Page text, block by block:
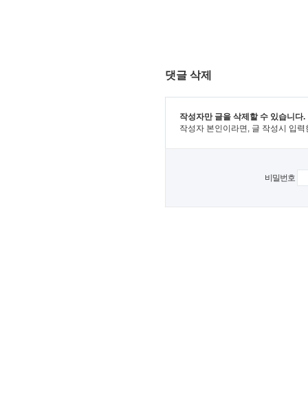
댓글 삭제
작성자만 글을 삭제할 수 있습니다.
작성자 본인이라면, 글 작성시 입
비밀번호